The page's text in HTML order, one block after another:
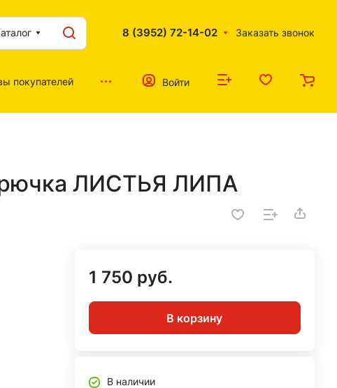
8 (3952) 72-14-02 Заказать звонок
покупателей Войти
ЛИСТЬЯ ЛИПА
1 750 руб.
В корзину
В наличии